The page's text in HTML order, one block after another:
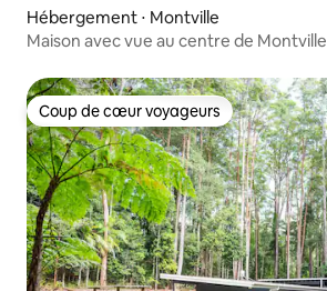
Hébergement ⋅ Montville
Maison avec vue au centre de Montville
Coup de cœur voyageurs
Coup de cœur voyageurs